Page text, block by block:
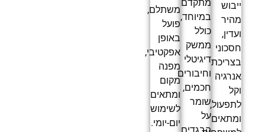
מתקדם
במיוחד,
כולל
ממשק
דיגיטלי
וחיבורים
חכמים,
שומר
על
ייבוש
מהיר
ועדין,
חסכוני
בצריכת
אנרגיה
וקל
לתפעול,
ומתאים
משתלם,
פועל
באופן
אפקטיבי,
מפנה
מקום
ומתאים
לשימוש
יום-יומי.